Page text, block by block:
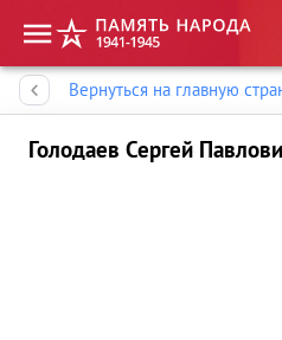
Вернуться на главную
Голодаев Сергей
Память народа